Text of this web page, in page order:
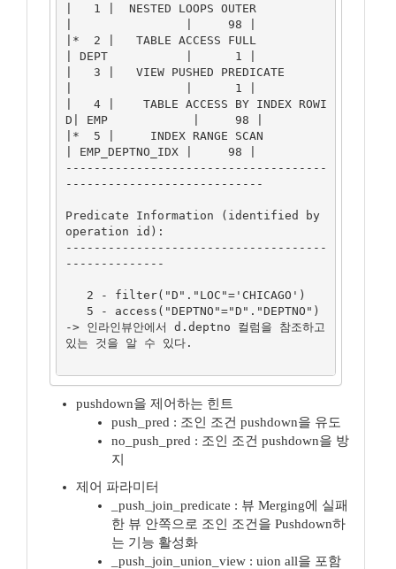
|   1 |  NESTED LOOPS OUTER
|                |     98 |
|*  2 |   TABLE ACCESS FULL
| DEPT           |      1 |
|   3 |   VIEW PUSHED PREDICATE
|                |      1 |
|   4 |    TABLE ACCESS BY INDEX ROWI
D| EMP            |     98 |
|*  5 |     INDEX RANGE SCAN
| EMP_DEPTNO_IDX |     98 |
-------------------------------------
----------------------------
Predicate Information (identified by
operation id):
-------------------------------------
--------------
-> 인라인뷰안에서 d.deptno 컬럼을 참조하고
있는 것을 알 수 있다.
pushdown을 제어하는 힌트
push_pred : 조인 조건 pushdown을 유도
no_push_pred : 조인 조건 pushdown을 방
지
제어 파라미터
_push_join_predicate : 뷰 Merging에 실패
한 뷰 안쪽으로 조인 조건을 Pushdown하
는 기능 활성화
_push_join_union_view : uion all을 포함